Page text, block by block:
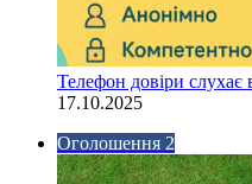
Телефон довіри слухає
17.10.2025
Оголошення 2